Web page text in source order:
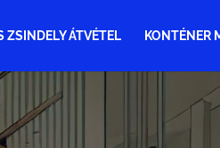
ZSINDELY ÁTVÉTEL KONTÉNER